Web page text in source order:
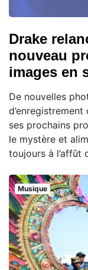
Drake
nouveau
images en
De nouvelles
ses prochains
le mystère et
toujours à l’affût
Musique